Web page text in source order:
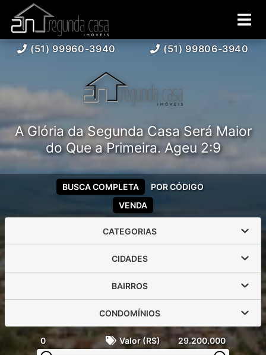
(51) 99960-3940 (51) 99806-3940
A Glória da Segunda Casa Será Maior
do Que a Primeira. Ageu 2:9
VENDA
BUSCA COMPLETA POR CÓDIGO
CATEGORIAS
CIDADES
BAIRROS
CONDOMÍNIOS
0 Valor (R$) 29.200.000